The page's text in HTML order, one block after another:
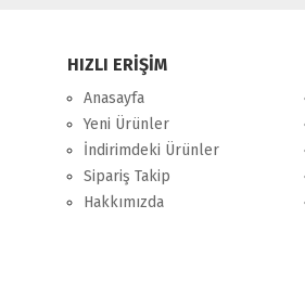
HIZLI ERİŞİM
Anasayfa
Yeni Ürünler
İndirimdeki Ürünler
Sipariş Takip
Hakkımızda